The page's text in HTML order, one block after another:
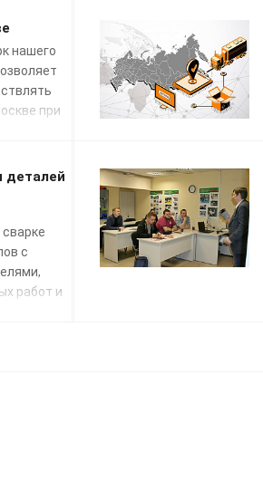
нашего
при
на
деталей
сварке
с
работ и